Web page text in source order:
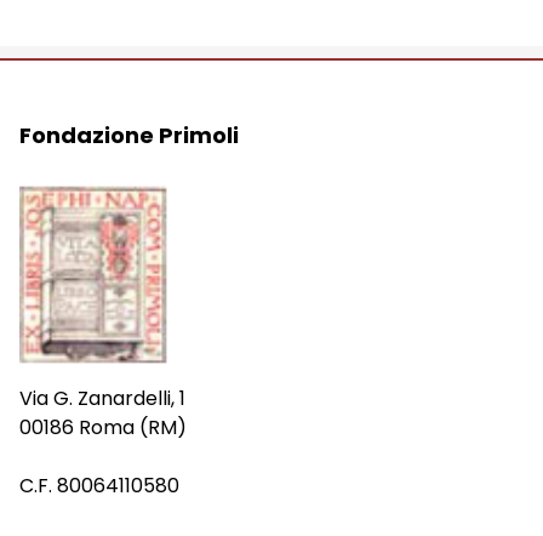
Fondazione Primoli
Via G. Zanardelli, 1
00186 Roma (RM)
C.F. 80064110580